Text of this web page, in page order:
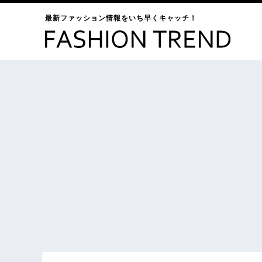
最新ファッション情報をいち早くキャッチ！